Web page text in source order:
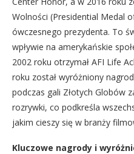
Wolności (Presidential Medal
ówczesnego prezydenta. To
wpływie na amerykańskie
2002 roku otrzymał AFI Life
roku został wyróżniony
podczas gali Złotych Globów
rozrywki, co podkreśla
jakim cieszy się w branży
Kluczowe nagrody i